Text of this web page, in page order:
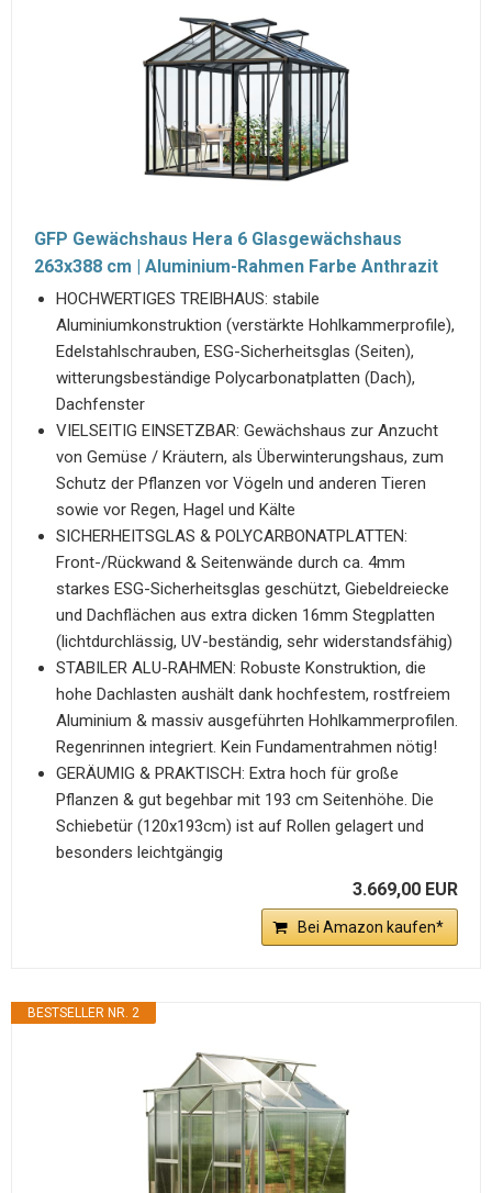
GFP Gewächshaus Hera 6 Glasgewächshaus
263x388 cm | Aluminium-Rahmen Farbe Anthrazit
HOCHWERTIGES TREIBHAUS: stabile
Aluminiumkonstruktion (verstärkte Hohlkammerprofile),
Edelstahlschrauben, ESG-Sicherheitsglas (Seiten),
witterungsbeständige Polycarbonatplatten (Dach),
Dachfenster
VIELSEITIG EINSETZBAR: Gewächshaus zur Anzucht
von Gemüse / Kräutern, als Überwinterungshaus, zum
Schutz der Pflanzen vor Vögeln und anderen Tieren
sowie vor Regen, Hagel und Kälte
SICHERHEITSGLAS & POLYCARBONATPLATTEN:
Front-/Rückwand & Seitenwände durch ca. 4mm
starkes ESG-Sicherheitsglas geschützt, Giebeldreiecke
und Dachflächen aus extra dicken 16mm Stegplatten
(lichtdurchlässig, UV-beständig, sehr widerstandsfähig)
STABILER ALU-RAHMEN: Robuste Konstruktion, die
hohe Dachlasten aushält dank hochfestem, rostfreiem
Aluminium & massiv ausgeführten Hohlkammerprofilen.
Regenrinnen integriert. Kein Fundamentrahmen nötig!
GERÄUMIG & PRAKTISCH: Extra hoch für große
Pflanzen & gut begehbar mit 193 cm Seitenhöhe. Die
Schiebetür (120x193cm) ist auf Rollen gelagert und
besonders leichtgängig
3.669,00 EUR
Bei Amazon kaufen*
BESTSELLER NR. 2